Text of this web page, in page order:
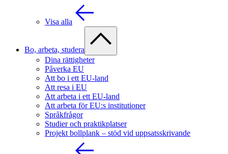
Visa alla
Bo, arbeta, studera
Dina rättigheter
Påverka EU
Att bo i ett EU-land
Att resa i EU
Att arbeta i ett EU-land
Att arbeta för EU:s institutioner
Språkfrågor
Studier och praktikplatser
Projekt bollplank – stöd vid uppsatsskrivande